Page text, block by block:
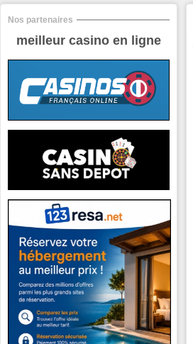
Nos partenaires
meilleur casino en ligne